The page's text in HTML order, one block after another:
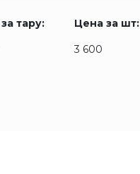
тару: Цена за шт:
3 600